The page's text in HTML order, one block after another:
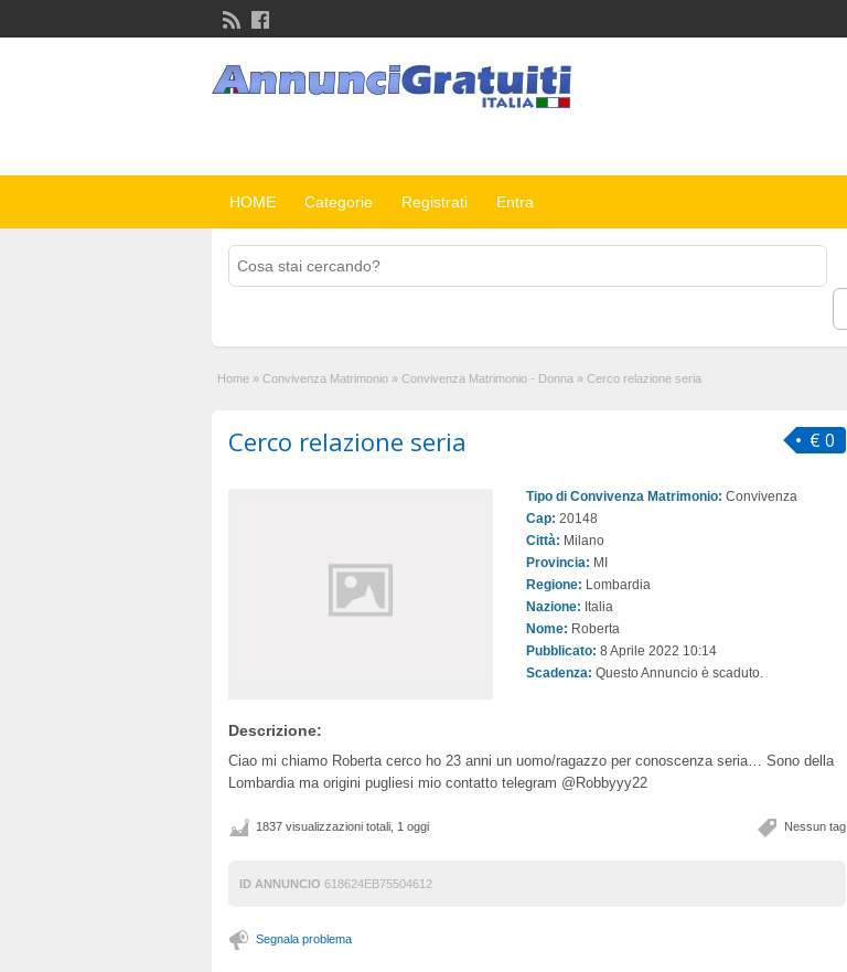
HOME Categorie Registrati Entra
Home » Convivenza Matrimonio » Convivenza Matrimonio - Donna » Cerco relazione seria
€ 0
Cerco relazione seria
Tipo di Convivenza Matrimonio: Convivenza
Cap: 20148
Città: Milano
Provincia: MI
Regione: Lombardia
Nazione: Italia
Nome: Roberta
Pubblicato: 8 Aprile 2022 10:14
Scadenza: Questo Annuncio è scaduto.
Descrizione:
Ciao mi chiamo Roberta cerco ho 23 anni un uomo/ragazzo per conoscenza seria… Sono della
Lombardia ma origini pugliesi mio contatto telegram @Robbyyy22
Nessun tag
1837 visualizzazioni totali, 1 oggi
ID ANNUNCIO 618624EB75504612
Segnala problema